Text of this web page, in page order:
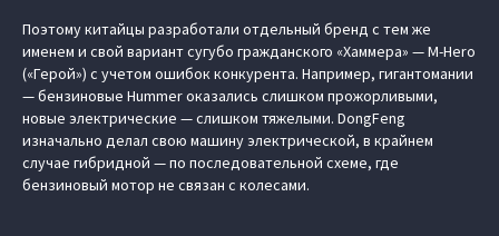
Поэтому китайцы разработали отдельный бренд с тем же
именем и свой вариант сугубо гражданского «Хаммера» — M-Hero
(«Герой») с учетом ошибок конкурента. Например, гигантомании
— бензиновые Hummer оказались слишком прожорливыми,
новые электрические — слишком тяжелыми. DongFeng
изначально делал свою машину электрической, в крайнем
случае гибридной — по последовательной схеме, где
бензиновый мотор не связан с колесами.